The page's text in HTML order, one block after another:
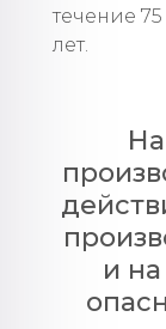
течение
лет.
и